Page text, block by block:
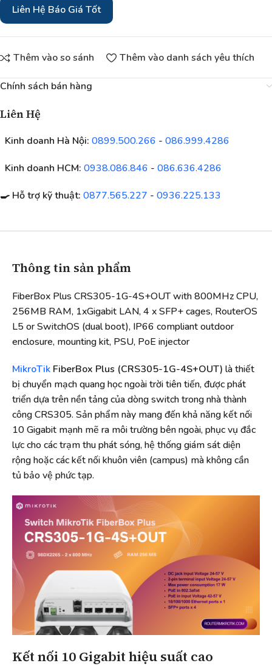
Liên Hệ Báo Giá Tốt
Thêm vào so sánh Thêm vào danh sách yêu thích
Chính sách bán hàng
Liên Hệ
Kinh doanh Hà Nội: 0899.500.266 - 086.999.4286
Kinh doanh HCM: 0938.086.846 - 086.636.4286
🍳 Hỗ trợ kỹ thuật: 0877.565.227 - 0936.225.133
Thông tin sản phẩm
FiberBox Plus CRS305-1G-4S+OUT with 800MHz CPU,
256MB RAM, 1xGigabit LAN, 4 x SFP+ cages, RouterOS
L5 or SwitchOS (dual boot), IP66 compliant outdoor
enclosure, mounting kit, PSU, PoE injector
MikroTik FiberBox Plus (CRS305-1G-4S+OUT) là thiết
bị chuyển mạch quang học ngoài trời tiên tiến, được phát
triển dựa trên nền tảng của dòng switch trong nhà thành
công CRS305. Sản phẩm này mang đến khả năng kết nối
10 Gigabit mạnh mẽ ra môi trường bên ngoài, phục vụ đắc
lực cho các trạm thu phát sóng, hệ thống giám sát diện
rộng hoặc các kết nối khuôn viên (campus) mà không cần
tủ bảo vệ phức tạp.
Kết nối 10 Gigabit hiệu suất cao